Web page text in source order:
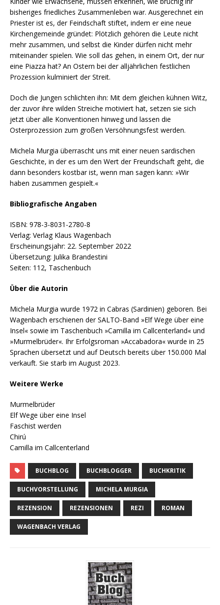
bisheriges friedliches Zusammenleben war. Ausgerechnet ein
Priester ist es, der Feindschaft stiftet, indem er eine neue
Kirchengemeinde gründet: Plötzlich gehören die Leute nicht
mehr zusammen, und selbst die Kinder dürfen nicht mehr
miteinander spielen. Wie soll das gehen, in einem Ort, der nur
eine Piazza hat? An Ostern bei der alljährlichen festlichen
Prozession kulminiert der Streit.
Doch die Jungen schlichten ihn: Mit dem gleichen kühnen Witz,
der zuvor ihre wilden Streiche motiviert hat, setzen sie sich
jetzt über alle Konventionen hinweg und lassen die
Osterprozession zum großen Versöhnungsfest werden.
Michela Murgia überrascht uns mit einer neuen sardischen
Geschichte, in der es um den Wert der Freundschaft geht, die
dann besonders kostbar ist, wenn man sagen kann: »Wir
haben zusammen gespielt.«
Bibliografische Angaben
ISBN: 978-3-8031-2780-8
Verlag: Verlag Klaus Wagenbach
Erscheinungsjahr: 22. September 2022
Übersetzung: Julika Brandestini
Seiten: 112, Taschenbuch
Über die Autorin
Michela Murgia wurde 1972 in Cabras (Sardinien) geboren. Bei
Wagenbach erschienen der SALTO-Band »Elf Wege über eine
Insel« sowie im Taschenbuch »Camilla im Callcenterland« und
»Murmelbrüder«. Ihr Erfolgsroman »Accabadora« wurde in 25
Sprachen übersetzt und auf Deutsch bereits über 150.000 Mal
verkauft. Sie starb im August 2023.
Weitere Werke
Murmelbrüder
Elf Wege über eine Insel
Faschist werden
Chirú
Camilla im Callcenterland
BUCHBLOG BUCHBLOGGER BUCHKRITIK
BUCHVORSTELLUNG MICHELA MURGIA
REZENSION REZENSIONEN REZI ROMAN
WAGENBACH VERLAG